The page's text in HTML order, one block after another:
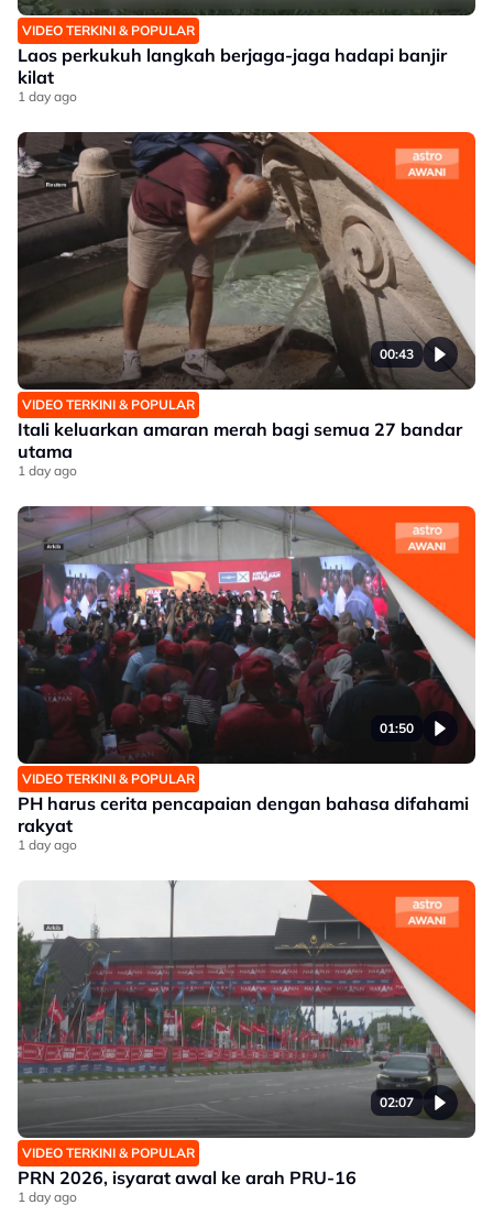
VIDEO TERKINI & POPULAR
Laos perkukuh langkah berjaga-jaga hadapi banjir
kilat
1 day ago
00:43
VIDEO TERKINI & POPULAR
Itali keluarkan amaran merah bagi semua 27 bandar
utama
1 day ago
01:50
VIDEO TERKINI & POPULAR
PH harus cerita pencapaian dengan bahasa difahami
rakyat
1 day ago
02:07
VIDEO TERKINI & POPULAR
PRN 2026, isyarat awal ke arah PRU-16
1 day ago